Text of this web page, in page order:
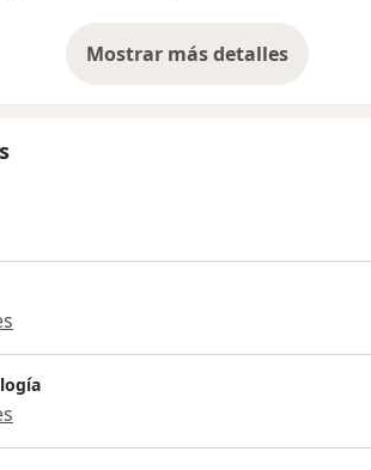
ALERGENO- ESPECÍFICAS
de alergia se realiza con dispositivos
de Estados Unidos,
15 minutos.
Mostrar más detalles
sobre la experiencia